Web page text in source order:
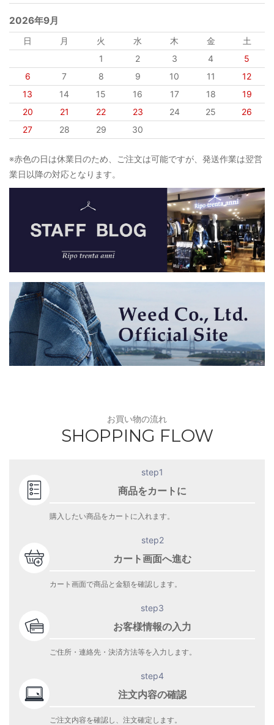
2026年9月
日 月 火 水 木 金
土
1
2 3 4
5
6
7 8 9 10 11
12
13
14 15 16 17 18
19
20
21 22 23 24 25
26
27
28 29 30
※赤色の日は休業日のため、ご注文は可能ですが、発送作業は翌営
業日以降の対応となります。
お買い物の流れ
SHOPPING FLOW
step1
商品をカートに
購入したい商品をカートに入れます。
step2
カート画面へ進む
カート画面で商品と金額を確認します。
step3
お客様情報の入力
ご住所・連絡先・決済方法等を入力します。
step4
注文内容の確認
ご注文内容を確認し、注文確定します。